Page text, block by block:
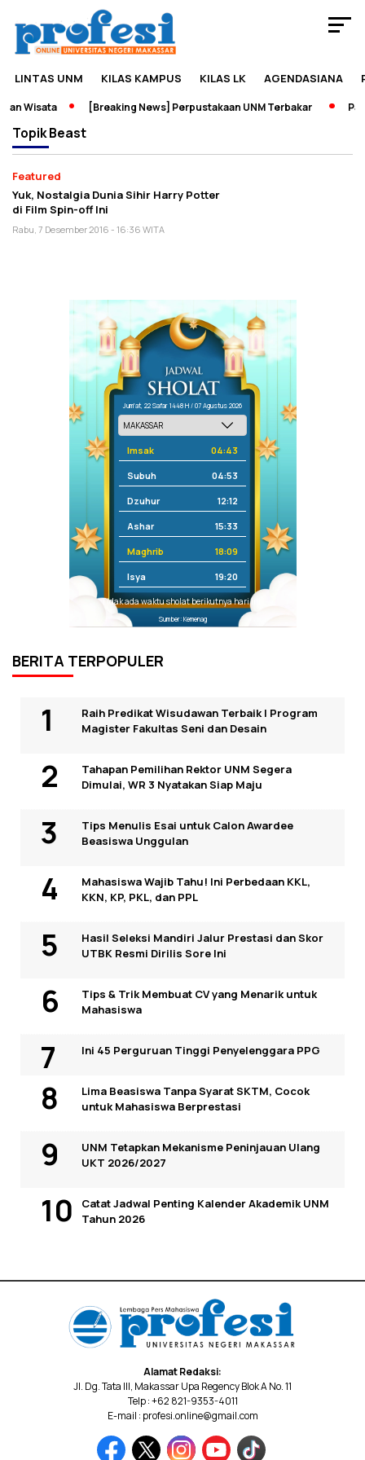
LINTAS UNM KILAS KAMPUS KILAS LK AGENDASIANA
Wisata [Breaking News] Perpustakaan UNM Terbakar
TopikBeast
Featured
Yuk, Nostalgia Dunia Sihir Harry Potter
di Film Spin-off Ini
Rabu, 7 Desember 2016 - 16:36 WITA
Jum'at, 22 Safar 1448 H / 07 Agustus 2026
Imsak 04:43
Subuh 04:53
Dzuhur 12:12
Ashar 15:33
Maghrib 18:09
Isya 19:20
Tidak ada waktu sholat berikutnya hari ini.
Sumber: Kemenag
BERITA TERPOPULER
Raih Predikat Wisudawan Terbaik I Program
Magister Fakultas Seni dan Desain
Tahapan Pemilihan Rektor UNM Segera
Dimulai, WR 3 Nyatakan Siap Maju
Tips Menulis Esai untuk Calon Awardee
Beasiswa Unggulan
Mahasiswa Wajib Tahu! Ini Perbedaan KKL,
KKN, KP, PKL, dan PPL
Hasil Seleksi Mandiri Jalur Prestasi dan Skor
UTBK Resmi Dirilis Sore Ini
Tips & Trik Membuat CV yang Menarik untuk
Mahasiswa
Ini 45 Perguruan Tinggi Penyelenggara PPG
Lima Beasiswa Tanpa Syarat SKTM, Cocok
untuk Mahasiswa Berprestasi
UNM Tetapkan Mekanisme Peninjauan Ulang
UKT 2026/2027
Catat Jadwal Penting Kalender Akademik UNM
Tahun 2026
Alamat Redaksi:
Jl. Dg. Tata III, Makassar Upa Regency Blok A No. 11
Telp : +62 821-9353-4011
E-mail : profesi.online@gmail.com